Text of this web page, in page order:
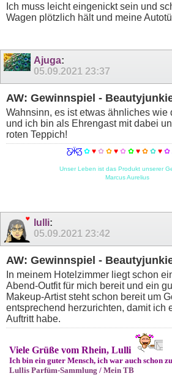
Ich muss leicht eingenickt sein und
Wagen plötzlich hält und meine
Ajuga:
05.09.2021 23:37
AW: Gewinnspiel -
Wahnsinn, es ist etwas ähnliches wie
und ich bin als Ehrengast mit dabei
roten Teppich!
Ƹ̵̡Ӝ̵̨̄Ʒ ✿♥✿ ✿ ♥✿✿♥✿✿♥✿
Unser Leben ist das Produkt unserer
Marcus Aurelius
lulli:
05.09.2021 23:42
AW: Gewinnspiel -
In meinem Hotelzimmer liegt schon
Abend-Outfit für mich bereit und ein
Makeup-Artist steht schon bereit um
entsprechend herzurichten, damit ich
Auftritt habe.
Viele Grüße vom Rhein, Lulli
Ich bin ein guter Mensch, ich war auch schon
Lullis Parfüm-Sammlung / Mein TB